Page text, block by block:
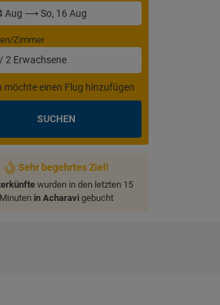
Zimmer
/ 2 Erwachsene
möchte einen Flug hinzufügen
SUCHEN
Sehr begehrtes Ziel!
wurden in den letzten 15
Minuten in Acharavi gebucht